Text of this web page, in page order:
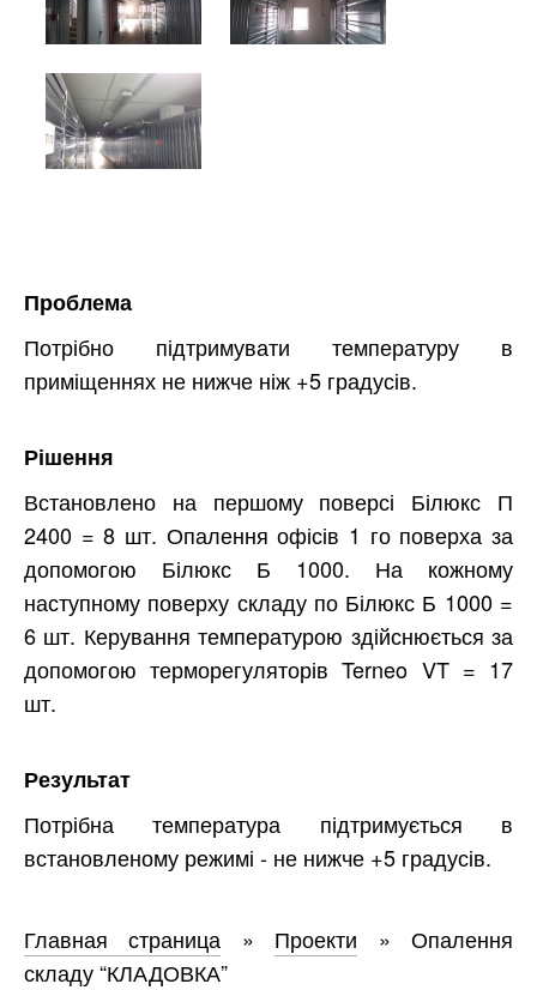
Проблема
Потрібно підтримувати температуру в
приміщеннях не нижче ніж +5 градусів.
Рішення
Встановлено на першому поверсі Білюкс П
2400 = 8 шт. Опалення офісів 1 го поверха за
допомогою Білюкс Б 1000. На кожному
наступному поверху складу по Білюкс Б 1000 =
6 шт. Керування температурою здійснюється за
допомогою терморегуляторів Terneo VT = 17
шт.
Результат
Потрібна температура підтримується в
встановленому режимі - не нижче +5 градусів.
Главная страница » Проекти »Опалення
складу “КЛАДОВКА”